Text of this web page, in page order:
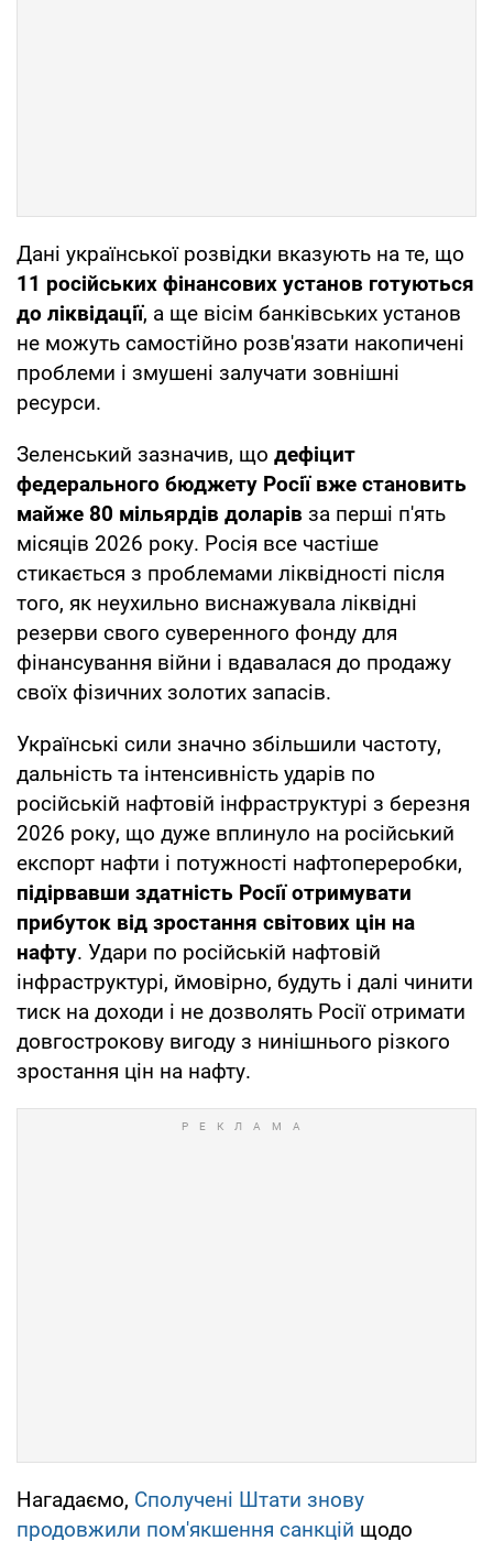
Дані української розвідки вказують на те, що
11 російських фінансових установ готуються
до ліквідації, а ще вісім банківських установ
не можуть самостійно розв'язати накопичені
проблеми і змушені залучати зовнішні
ресурси.
Зеленський зазначив, що дефіцит
федерального бюджету Росії вже становить
майже 80 мільярдів доларів за перші п'ять
місяців 2026 року. Росія все частіше
стикається з проблемами ліквідності після
того, як неухильно виснажувала ліквідні
резерви свого суверенного фонду для
фінансування війни і вдавалася до продажу
своїх фізичних золотих запасів.
Українські сили значно збільшили частоту,
дальність та інтенсивність ударів по
російській нафтовій інфраструктурі з березня
2026 року, що дуже вплинуло на російський
експорт нафти і потужності нафтопереробки,
підірвавши здатність Росії отримувати
прибуток від зростання світових цін на
нафту. Удари по російській нафтовій
інфраструктурі, ймовірно, будуть і далі чинити
тиск на доходи і не дозволять Росії отримати
довгострокову вигоду з нинішнього різкого
зростання цін на нафту.
Нагадаємо, Сполучені Штати знову
продовжили пом'якшення санкцій щодо